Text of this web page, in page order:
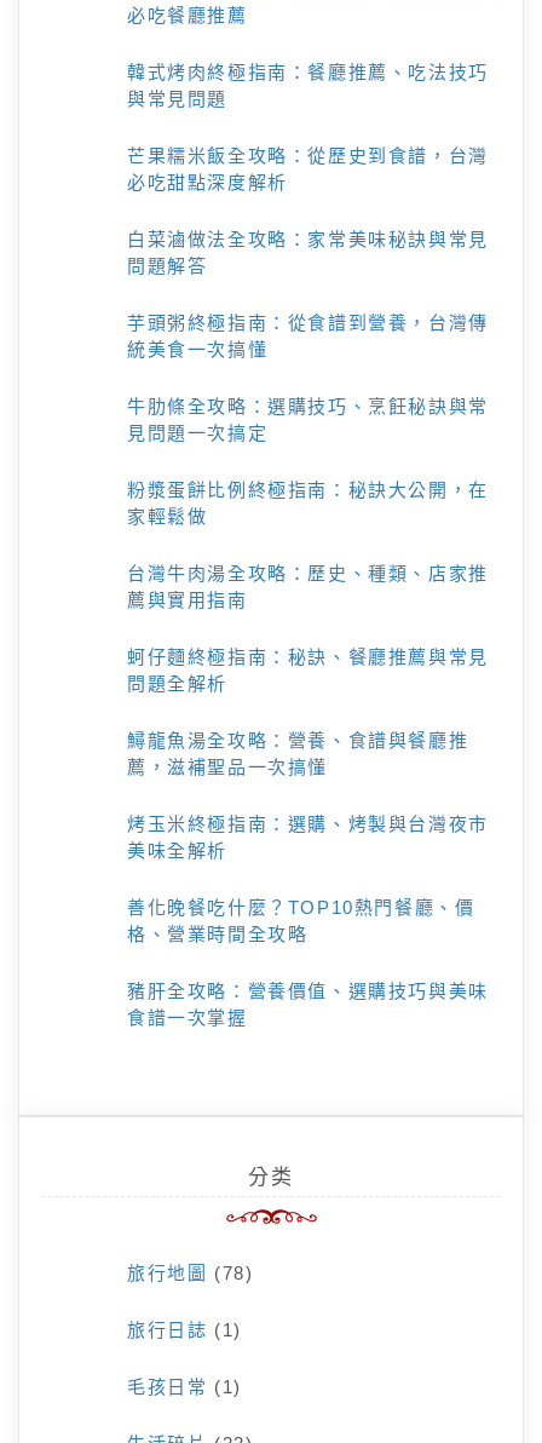
必吃餐廳推薦
韓式烤肉終極指南：餐廳推薦、吃法技巧
與常見問題
芒果糯米飯全攻略：從歷史到食譜，台灣
必吃甜點深度解析
白菜滷做法全攻略：家常美味秘訣與常見
問題解答
芋頭粥終極指南：從食譜到營養，台灣傳
統美食一次搞懂
牛肋條全攻略：選購技巧、烹飪秘訣與常
見問題一次搞定
粉漿蛋餅比例終極指南：秘訣大公開，在
家輕鬆做
台灣牛肉湯全攻略：歷史、種類、店家推
薦與實用指南
蚵仔麵終極指南：秘訣、餐廳推薦與常見
問題全解析
鱘龍魚湯全攻略：營養、食譜與餐廳推
薦，滋補聖品一次搞懂
烤玉米終極指南：選購、烤製與台灣夜市
美味全解析
善化晚餐吃什麼？TOP10熱門餐廳、價
格、營業時間全攻略
豬肝全攻略：營養價值、選購技巧與美味
食譜一次掌握
分类
旅行地圖 (78)
旅行日誌 (1)
毛孩日常 (1)